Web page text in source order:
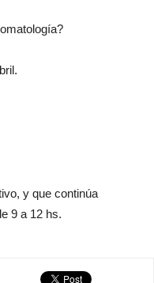
y que continúa
9 a 12 hs.